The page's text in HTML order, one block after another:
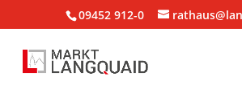
09452 912-0